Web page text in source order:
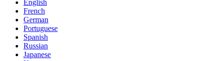
English
French
German
Portuguese
Spanish
Russian
Japanese